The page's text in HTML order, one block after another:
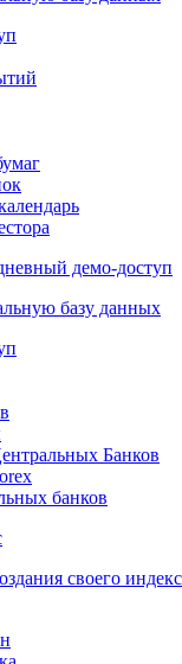
базу данных
Банков
банков
своего индекса